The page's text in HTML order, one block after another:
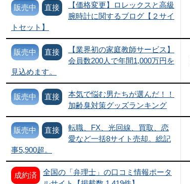
販売中 直接
【価格変更】ロレックスと高級
腕時計に関するブログ【２サイ
トセット】
販売中 直接
【業界初の家庭教師サービス】
会員数200人で年間1,000万円を
見込めます。
販売中 直接
本気で悩む男たちが選んだ！！
加齢臭対策グッズランキング
販売中 直接
転職、FX、光回線、買取、恋
愛など一括8サイト売却。総記
事5,900超。
成約済
全国の「弁理士」の口コミ情報ポータ